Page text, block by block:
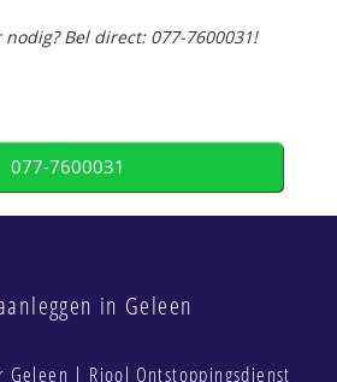
Bel direct: 077-7600031!
077-7600031
in Geleen
| Riool Ontstoppingsdienst